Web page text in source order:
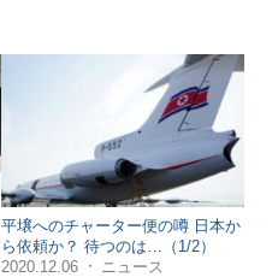
平壌へのチャーター便の噂 日本か
ら依頼か？ 待つのは…（1/2）
2020.12.06
・ ニュース